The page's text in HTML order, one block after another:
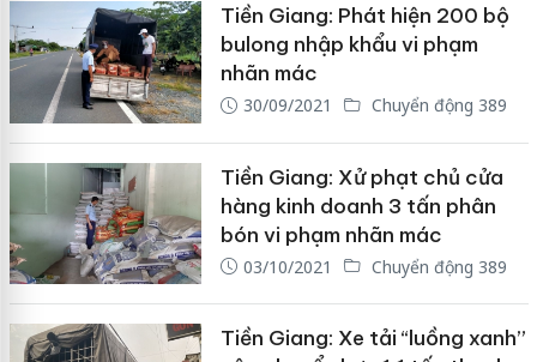
Tiền Giang: Phát hiện 200 bộ
bulong nhập khẩu vi phạm
nhãn mác
30/09/2021 Chuyển động 389
Tiền Giang: Xử phạt chủ cửa
hàng kinh doanh 3 tấn phân
bón vi phạm nhãn mác
03/10/2021 Chuyển động 389
Tiền Giang: Xe tải “luồng xanh”